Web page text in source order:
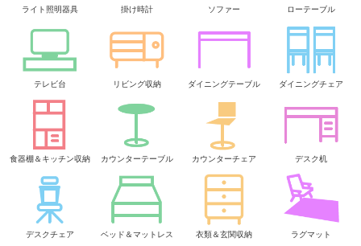
ライト照明器具 掛け時計 ソファー ローテーブル
テレビ台 リビング収納 ダイニングテーブル ダイニングチェア
食器棚＆キッチン収納 カウンターテーブル カウンターチェア デスク机
デスクチェア ベッド＆マットレス 衣類＆玄関収納 ラグマット